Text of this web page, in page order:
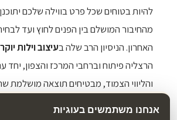
להיות בטוחים שכל פרט בווילה שלכם
מהחיבור המושלם בין הפנים לחוץ ועד
האחרון. הניסיון הרב שלה בעיצוב וילות
הרצליה פיתוח וברחבי המרכז והצפון, יחד
והליווי הצמוד, מבטיחים תוצאה מושלמת
אנחנו משתמשים בעוגיות